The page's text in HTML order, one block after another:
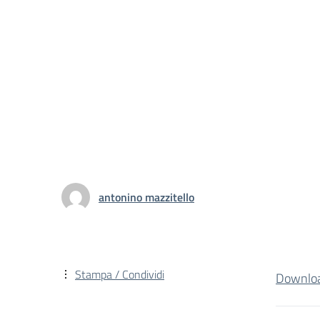
antonino mazzitello
Stampa / Condividi